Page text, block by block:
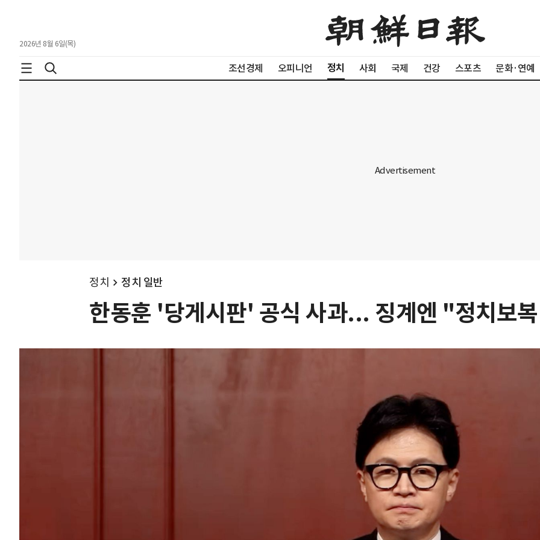
2026년 8월 6일(목)
조선경제 오피니언 정치 사회 국제 건강 스포츠 문화·연예
정치 정치 일반
한동훈 '당게시판' 공식 사과... 징계엔 "정치보